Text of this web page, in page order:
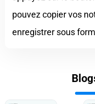
pouvez copier vos
enregistrer sous